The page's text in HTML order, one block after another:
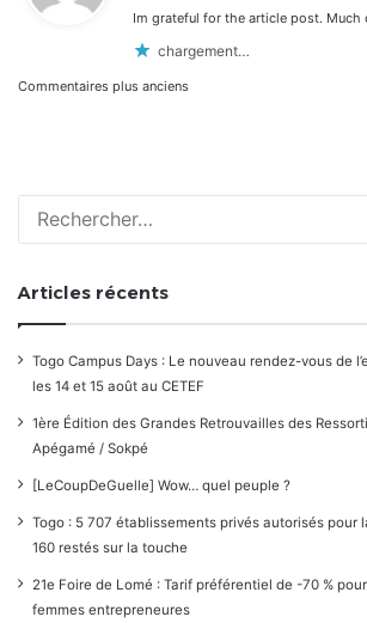
Im grateful for the article post. Much
chargement…
Navigation
commentaires
Commentaires plus anciens
Articles récents
Togo Campus Days : Le nouveau rendez-vous de
les 14 et 15 août au CETEF
1ère Édition des Grandes Retrouvailles des
Apégamé / Sokpé
[LeCoupDeGuelle] Wow… quel peuple ?
Togo : 5 707 établissements privés autorisés pour
160 restés sur la touche
21e Foire de Lomé : Tarif préférentiel de -70 %
femmes entrepreneures